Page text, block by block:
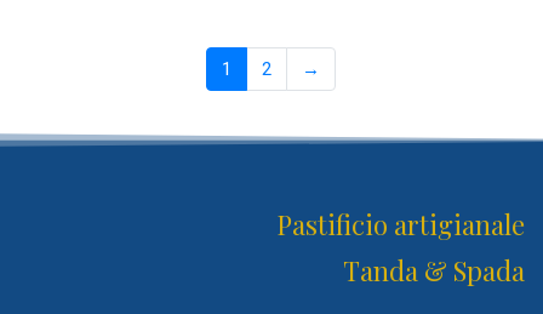
1 2 →
Pastificio artigianale
Tanda & Spada